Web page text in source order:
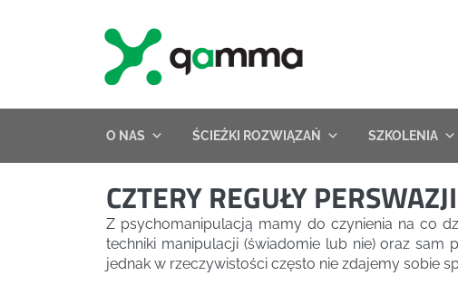
O NAS ŚCIEŻKI ROZWIĄZAŃ SZKOLENIA
CZTERY REGUŁY
Z psychomanipulacją mamy do czynienia na co
techniki manipulacji (świadomie lub nie) oraz sam
jednak w rzeczywistości często nie zdajemy sobie